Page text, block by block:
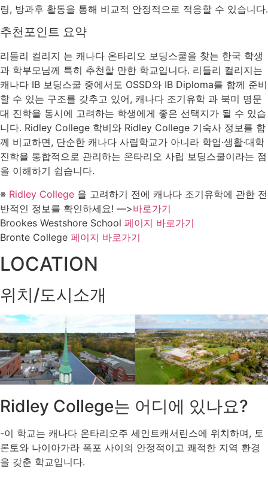
링, 방과후 활동을 통해 비교적 안정적으로 적응할 수 있습니다.
추천포인트 요약
리들리 컬리지 는 캐나다 온타리오 보딩스쿨을 찾는 한국 학생
과 학부모님께 특히 추천할 만한 학교입니다. 리들리 컬리지는
캐나다 IB 보딩스쿨 중에서도 OSSD와 IB Diploma를 함께 준비
할 수 있는 구조를 갖추고 있어, 캐나다 조기유학 과 북미 명문
대 진학을 동시에 고려하는 학생에게 좋은 선택지가 될 수 있습
니다. Ridley College 학비와 Ridley College 기숙사 정보를 함
께 비교하면, 단순한 캐나다 사립학교가 아니라 학업·생활·대학
진학을 통합적으로 관리하는 온타리오 사립 보딩스쿨이라는 점
을 이해하기 쉽습니다.
※ Ridley College 을 고려하기 전에 캐나다 조기유학에 관한 전
반적인 정보를 확인하세요! —>바로가기
Brookes Westshore School 페이지 바로가기
Bronte College 페이지 바로가기
LOCATION
위치/도시소개
Ridley College는 어디에 있나요?
-이 학교는 캐나다 온타리오주 세인트캐서린스에 위치하며, 토
론토와 나이아가라 폭포 사이의 안정적이고 쾌적한 지역 환경
을 갖춘 학교입니다.